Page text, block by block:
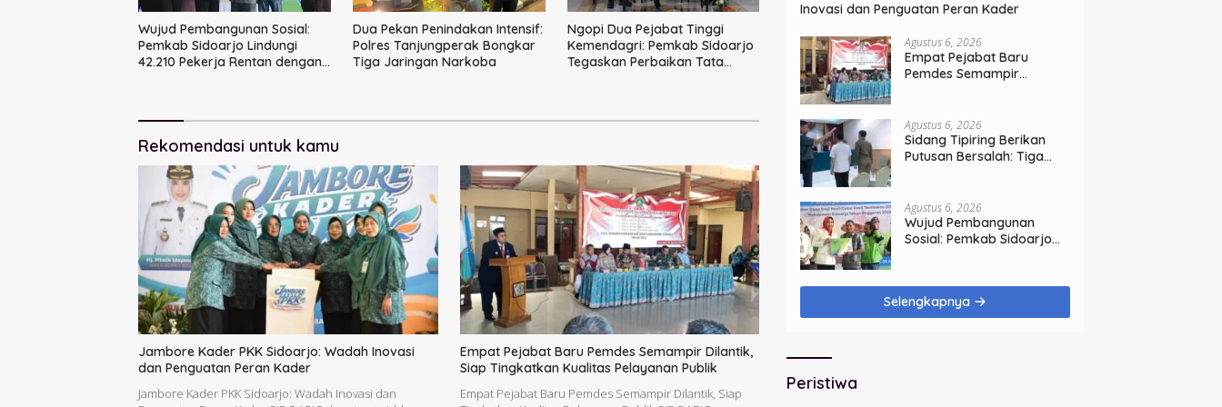
Wujud Pembangunan Sosial:
Pemkab Sidoarjo Lindungi
42.210 Pekerja Rentan dengan
Dua Pekan Penindakan Intensif:
Polres Tanjungperak Bongkar
Tiga Jaringan Narkoba
Ngopi Dua Pejabat Tinggi
Kemendagri: Pemkab Sidoarjo
Tegaskan Perbaikan Tata
Rekomendasi untuk kamu
Jambore Kader PKK Sidoarjo: Wadah Inovasi
dan Penguatan Peran Kader
Jambore Kader PKK Sidoarjo: Wadah Inovasi dan
Empat Pejabat Baru Pemdes Semampir Dilantik,
Siap Tingkatkan Kualitas Pelayanan Publik
Empat Pejabat Baru Pemdes Semampir Dilantik, Siap
Inovasi dan Penguatan Peran Kader
Agustus 6, 2026
Empat Pejabat Baru
Pemdes Semampir
Agustus 6, 2026
Sidang Tipiring Berikan
Putusan Bersalah: Tiga
Dimusnahkan
Agustus 6, 2026
Wujud Pembangunan
Sosial: Pemkab Sidoarjo
Ketenagakerjaan
Selengkapnya
Peristiwa